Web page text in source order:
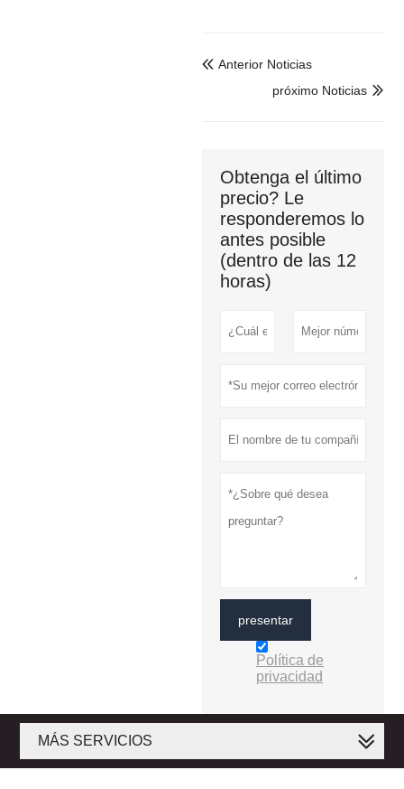
 Anterior Noticias

próximo Noticias
Obtenga el último
precio? Le
responderemos lo
antes posible
(dentro de las 12
horas)
presentar
Política de
privacidad
MÁS SERVICIOS